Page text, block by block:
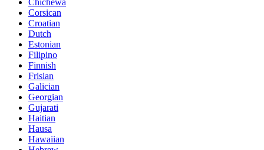
Chichewa
Corsican
Croatian
Dutch
Estonian
Filipino
Finnish
Frisian
Galician
Georgian
Gujarati
Haitian
Hausa
Hawaiian